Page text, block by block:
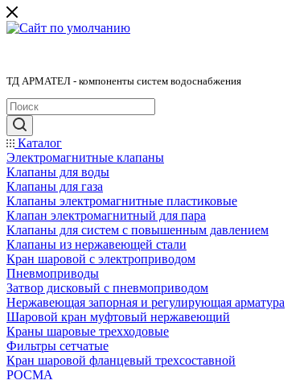
ТД АРМАТЕЛ - компоненты систем водоснабжения
Каталог
Электромагнитные клапаны
Клапаны для воды
Клапаны для газа
Клапаны электромагнитные пластиковые
Клапан электромагнитный для пара
Клапаны для систем с повышенным давлением
Клапаны из нержавеющей стали
Кран шаровой с электроприводом
Пневмоприводы
Затвор дисковый с пневмоприводом
Нержавеющая запорная и регулирующая арматура
Шаровой кран муфтовый нержавеющий
Краны шаровые трехходовые
Фильтры сетчатые
Кран шаровой фланцевый трехсоставной
РОСМА